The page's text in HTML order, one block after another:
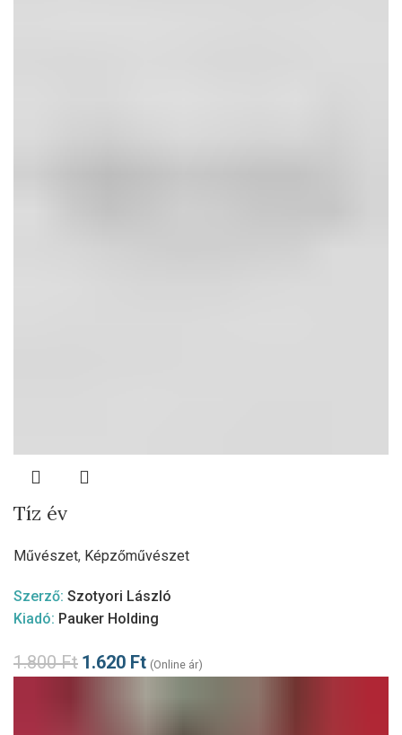
Tíz év
Művészet, Képzőművészet
Szerző: Szotyori László
Kiadó: Pauker Holding
1.800Ft 1.620 Ft (Online ár)